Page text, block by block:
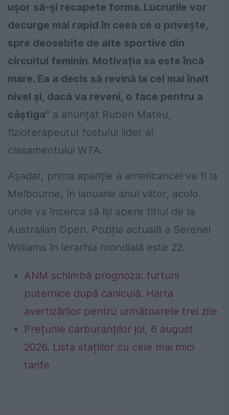
ușor să-și recapete forma. Lucrurile vor
decurge mai rapid în ceea ce o privește,
spre deosebite de alte sportive din
circuitul feminin. Motivația sa este încă
mare. Ea a decis să revină la cel mai înalt
nivel și, dacă va reveni, o face pentru a
câștiga” a anunțat Ruben Mateu,
fizioterapeutul fostului lider al
clasamentului WTA.
Așadar, prima apariție a americancei va fi la
Melbourne, în ianuarie anul viitor, acolo
unde va încerca să îşi apere titlul de la
Australian Open. Poziția actuală a Serenei
Williams în ierarhia mondială este 22.
ANM schimbă prognoza: furtuni
puternice după caniculă. Harta
avertizărilor pentru următoarele trei zile
Prețurile carburanților joi, 6 august
2026. Lista stațiilor cu cele mai mici
tarife